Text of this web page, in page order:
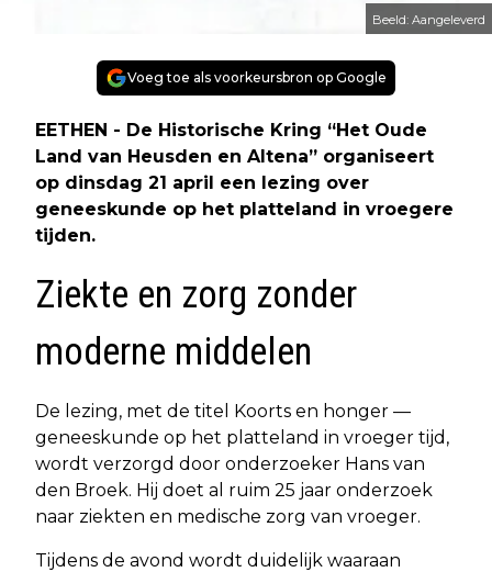
Beeld: Aangeleverd
Voeg toe als voorkeursbron op Google
EETHEN - De Historische Kring “Het Oude
Land van Heusden en Altena” organiseert
op dinsdag 21 april een lezing over
geneeskunde op het platteland in vroegere
tijden.
Ziekte en zorg zonder
moderne middelen
De lezing, met de titel Koorts en honger —
geneeskunde op het platteland in vroeger tijd,
wordt verzorgd door onderzoeker Hans van
den Broek. Hij doet al ruim 25 jaar onderzoek
naar ziekten en medische zorg van vroeger.
Tijdens de avond wordt duidelijk waaraan